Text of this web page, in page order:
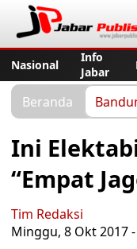
Nasional
Info
Jabar
Beranda
Ini
“Empat
Tim Redaksi
Minggu, 8 Okt 2017 -